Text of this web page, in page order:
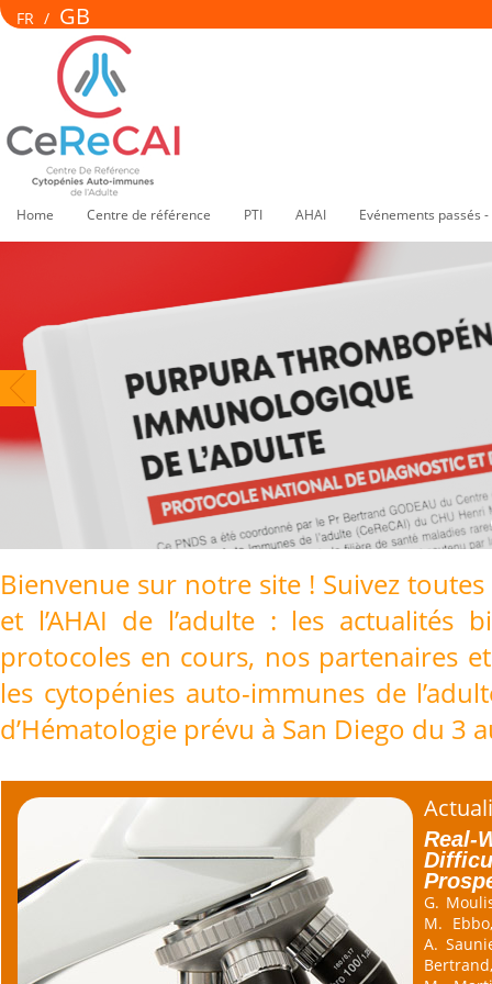
FR / GB
Home Centre de référence PTI AHAI Evénements passés
Bienvenue sur notre site ! Suivez
et l’AHAI de l’adulte : les actualités
protocoles en cours, nos partenaires
les cytopénies auto-immunes de
d’Hématologie prévu à San Diego du 3
Real-
G.
M.
A.